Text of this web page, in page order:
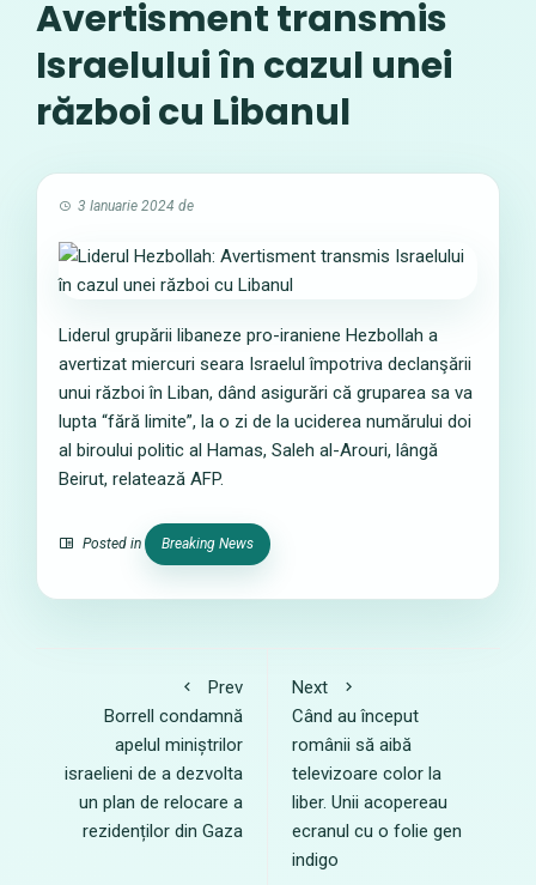
Avertisment transmis
Israelului în cazul unei
război cu Libanul
3 Ianuarie 2024 de
Liderul grupării libaneze pro-iraniene Hezbollah a
avertizat miercuri seara Israelul împotriva declanşării
unui război în Liban, dând asigurări că gruparea sa va
lupta “fără limite”, la o zi de la uciderea numărului doi
al biroului politic al Hamas, Saleh al-Arouri, lângă
Beirut, relatează AFP.
Posted in Breaking News
Prev
Borrell condamnă
apelul miniștrilor
israelieni de a dezvolta
un plan de relocare a
rezidenților din Gaza
Next
Când au început
românii să aibă
televizoare color la
liber. Unii acopereau
ecranul cu o folie gen
indigo